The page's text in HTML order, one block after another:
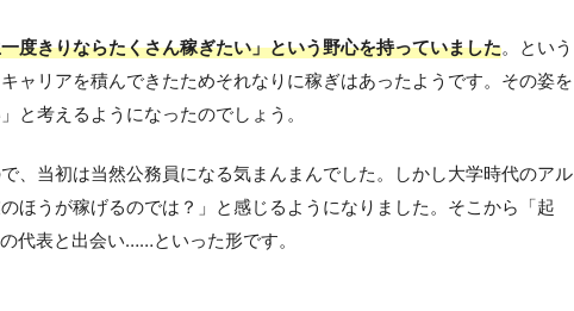
度きりならたくさん稼ぎたい」という野心を持っていました。という
ャリアを積んできたためそれなりに稼ぎはあったようです。その姿を
と考えるようになったのでしょう。
、当初は当然公務員になる気まんまんでした。しかし大学時代のアル
ほうが稼げるのでは？」と感じるようになりました。そこから「起
代表と出会い……といった形です。